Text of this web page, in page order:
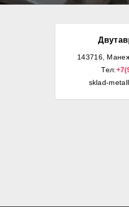
143716,
Тел:
sklad-